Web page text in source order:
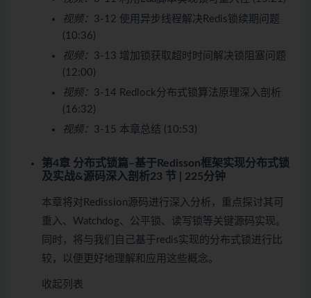
视频： 3-12 使用异步线程解决Redis锁续期问题
(10:36)
视频： 3-13 增加锁获取超时时间解决锁阻塞问题
(12:00)
视频： 3-14 Redlock分布式锁算法原理深入剖析
(16:32)
视频： 3-15 本章总结 (10:53)
第4章 分布式锁篇–基于Redisson框架实现分布式锁
及实战&源码深入剖析23 节 | 225分钟
本章将对Redission源码进行深入分析，重点探讨其可
重入、Watchdog、公平锁、读写锁等关键源码实现。
同时，将与我们自己基于redis实现的分布式锁进行比
较，以便更好地理解和应用这些概念。
收起列表